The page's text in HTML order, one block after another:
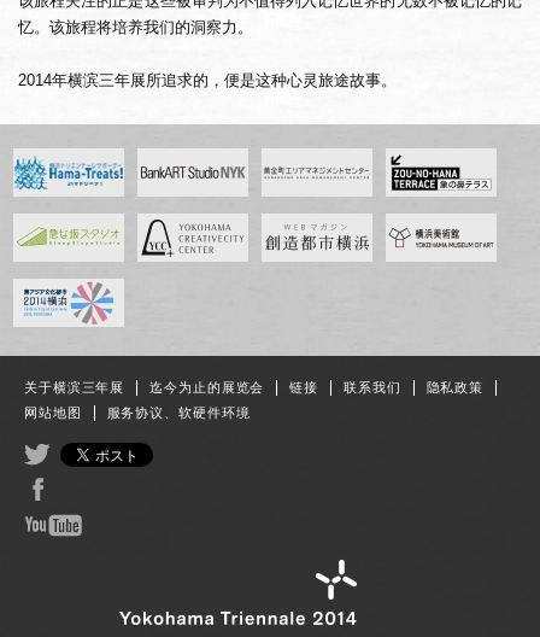
忆。该旅程将培养我们的洞察力。
2014年横滨三年展所追求的，便是这种心灵旅途故事。
关于横滨三年展 迄今为止的展览会 链接 联系我们
隐私政策
网站地图
服务协议、软硬件环境